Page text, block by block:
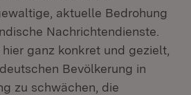
aktuelle Bedrohung
Nachrichtendienste.
ganz konkret und gezielt,
Bevölkerung in
zu schwächen, die